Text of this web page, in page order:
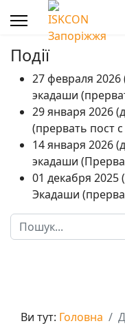
Події
27 февраля
экадаши
29 января 2026
(прервать пост
14 января 2026
экадаши
01 декабря
Экадаши
Пошук
Ви тут: Головна